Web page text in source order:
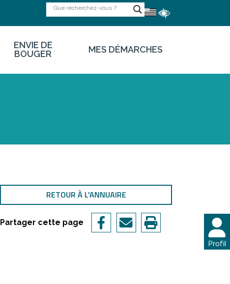
ENVIE DE
BOUGER
MES DÉMARCHES
RETOUR À L'ANNUAIRE
Partager cette page
Profil